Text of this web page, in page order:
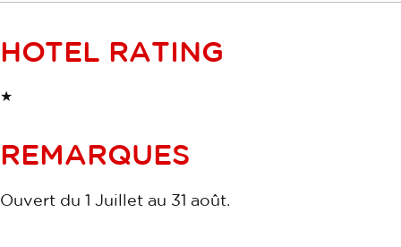
HOTEL RATING
★
REMARQUES
Ouvert du 1 Juillet au 31 août.